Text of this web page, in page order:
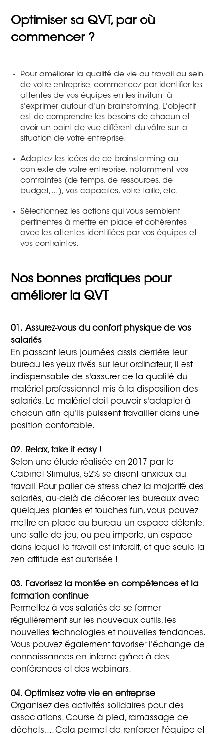
Optimiser sa QVT, par où
commencer ?
Pour améliorer la qualité de vie au travail au sein
de votre entreprise, commencez par identifier les
attentes de vos équipes en les invitant à
s'exprimer autour d'un brainstorming. L'objectif
est de comprendre les besoins de chacun et
avoir un point de vue différent du vôtre sur la
situation de votre entreprise.
Adaptez les idées de ce brainstorming au
contexte de votre entreprise, notamment vos
contraintes (de temps, de ressources, de
budget,...), vos capacités, votre taille, etc.
Sélectionnez les actions qui vous semblent
pertinentes à mettre en place et cohérentes
avec les attentes identifiées par vos équipes et
vos contraintes.
Nos bonnes pratiques pour
améliorer la QVT
01. Assurez-vous du confort physique de vos
salariés
En passant leurs journées assis derrière leur
bureau les yeux rivés sur leur ordinateur, il est
indispensable de s'assurer de la qualité du
matériel professionnel mis à la disposition des
salariés. Le matériel doit pouvoir s'adapter à
chacun afin qu'ils puissent travailler dans une
position confortable.
02. Relax, take it easy !
Selon une étude réalisée en 2017 par le
Cabinet Stimulus, 52% se disent anxieux au
travail. Pour palier ce stress chez la majorité des
salariés, au-delà de décorer les bureaux avec
quelques plantes et touches fun, vous pouvez
mettre en place au bureau un espace détente,
une salle de jeu, ou peu importe, un espace
dans lequel le travail est interdit, et que seule la
zen attitude est autorisée !
03. Favorisez la montée en compétences et la
formation continue
Permettez à vos salariés de se former
régulièrement sur les nouveaux outils, les
nouvelles technologies et nouvelles tendances.
Vous pouvez également favoriser l'échange de
connaissances en interne grâce à des
conférences et des webinars.
04. Optimisez votre vie en entreprise
Organisez des activités solidaires pour des
associations. Course à pied, ramassage de
déchets,... Cela permet de renforcer l'équipe et